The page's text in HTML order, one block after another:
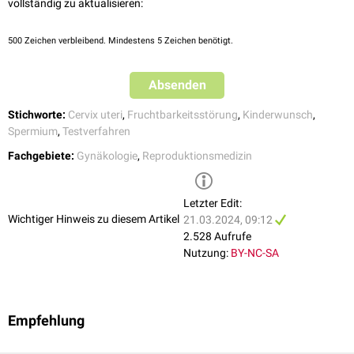
vollständig zu aktualisieren:
500 Zeichen verbleibend. Mindestens 5 Zeichen benötigt.
Absenden
Stichworte: Cervix uteri, Fruchtbarkeitsstörung, Kinderwunsch,
Spermium, Testverfahren
Fachgebiete: Gynäkologie, Reproduktionsmedizin
Wichtiger Hinweis zu diesem Artikel
Letzter Edit:
21.03.2024, 09:12
2.528 Aufrufe
Nutzung: BY-NC-SA
Empfehlung